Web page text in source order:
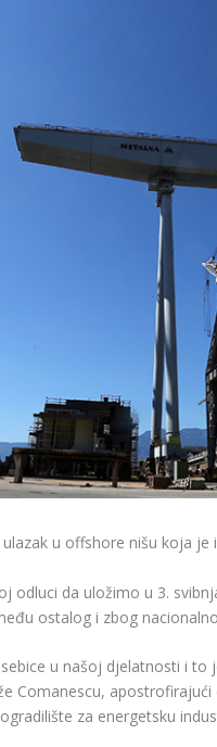
u offshore nišu koja
odluci da uložimo u 3.
ostalog i zbog
u našoj djelatnosti i
Comanescu,
za energetsku